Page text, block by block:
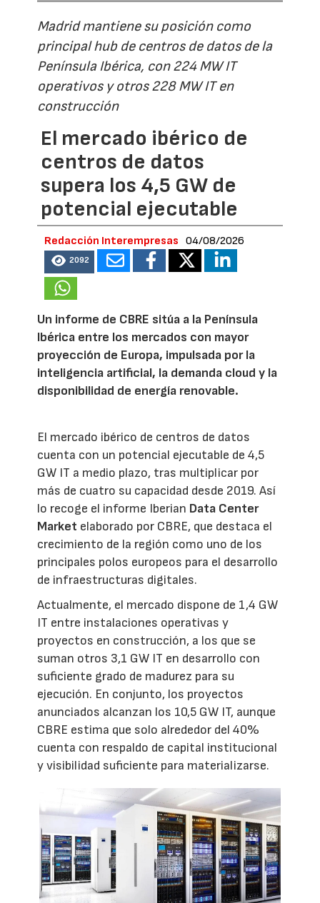
Madrid mantiene su posición como
principal hub de centros de datos de la
Península Ibérica, con 224 MW IT
operativos y otros 228 MW IT en
construcción
El mercado ibérico de
centros de datos
supera los 4,5 GW de
potencial ejecutable
Redacción Interempresas 04/08/2026
2092
Un informe de CBRE sitúa a la Península
Ibérica entre los mercados con mayor
proyección de Europa, impulsada por la
inteligencia artificial, la demanda cloud y la
disponibilidad de energía renovable.
El mercado ibérico de centros de datos
cuenta con un potencial ejecutable de 4,5
GW IT a medio plazo, tras multiplicar por
más de cuatro su capacidad desde 2019. Así
lo recoge el informe Iberian Data Center
Market elaborado por CBRE, que destaca el
crecimiento de la región como uno de los
principales polos europeos para el desarrollo
de infraestructuras digitales.
Actualmente, el mercado dispone de 1,4 GW
IT entre instalaciones operativas y
proyectos en construcción, a los que se
suman otros 3,1 GW IT en desarrollo con
suficiente grado de madurez para su
ejecución. En conjunto, los proyectos
anunciados alcanzan los 10,5 GW IT, aunque
CBRE estima que solo alrededor del 40%
cuenta con respaldo de capital institucional
y visibilidad suficiente para materializarse.